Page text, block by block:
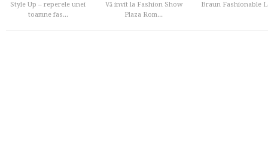
Style Up – reperele unei
toamne fas...
Vă invit la Fashion Show
Plaza Rom...
Braun Fashionable